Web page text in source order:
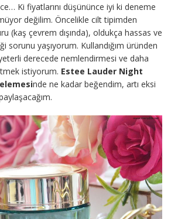
Ki fiyatlarını düşününce iyi ki deneme
değilim. Öncelikle cilt tipimden
(kaş çevrem dışında), oldukça hassas ve
sorunu yaşıyorum. Kullandığım üründen
derecede nemlendirmesi ve daha
istiyorum. Estee Lauder Night
nde ne kadar beğendim, artı eksi